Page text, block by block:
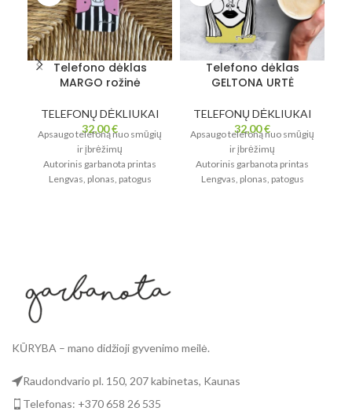
Telefono dėklas
MARGO rožinė
TELEFONŲ DĖKLIUKAI
32,00€
Apsaugo telefoną nuo smūgių
ir įbrėžimų
Autorinis garbanota printas
Lengvas, plonas, patogus
Telefono dėklas
GELTONA URTĖ
TELEFONŲ DĖKLIUKAI
32,00€
Apsaugo telefoną nuo smūgių
ir įbrėžimų
Autorinis garbanota printas
Lengvas, plonas, patogus
KŪRYBA – mano didžioji gyvenimo meilė.
Raudondvario pl. 150, 207 kabinetas, Kaunas
Telefonas: +370 658 26 535